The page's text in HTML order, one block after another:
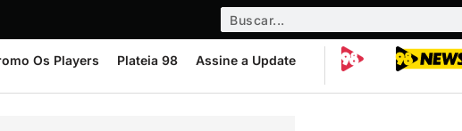
Os Players Plateia 98 Assine a Update